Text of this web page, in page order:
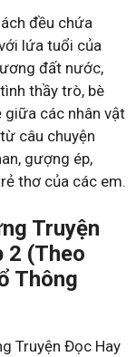
đều chứa
lứa tuổi của
đất nước,
thầy trò, bè
giữa các nhân vật
câu chuyện
gượng ép,
thơ của các em.
Truyện
2 (Theo
Thông
Truyện Đọc Hay